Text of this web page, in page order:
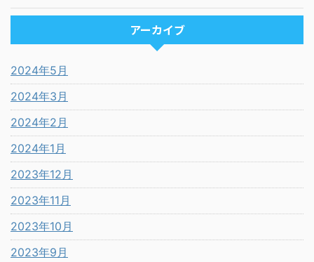
アーカイブ
2024年5月
2024年3月
2024年2月
2024年1月
2023年12月
2023年11月
2023年10月
2023年9月